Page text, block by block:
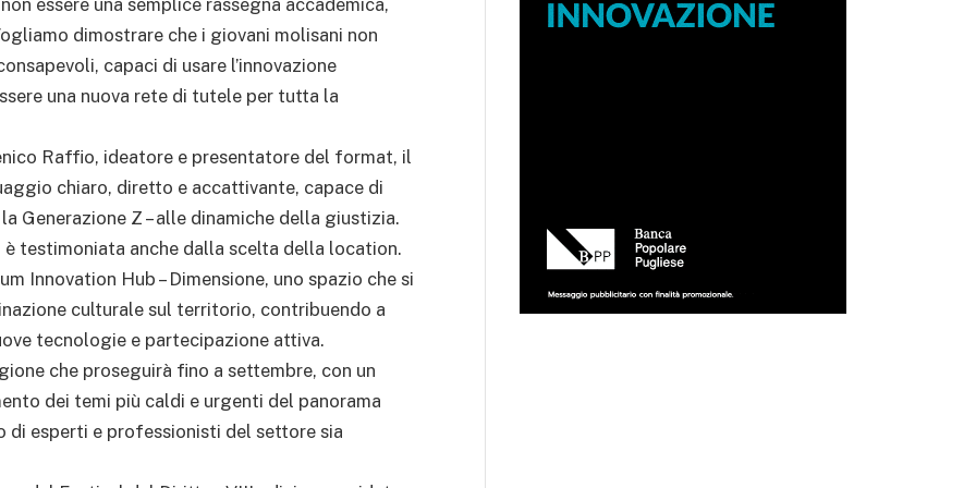
dimostrare che i giovani molisani non
capaci di usare l’innovazione
una nuova rete di tutele per tutta la
Raffio, ideatore e presentatore del format, il
chiaro, diretto e accattivante, capace di
Generazione Z – alle dinamiche della giustizia.
testimoniata anche dalla scelta della location.
Innovation Hub – Dimensione, uno spazio che si
culturale sul territorio, contribuendo a
tecnologie e partecipazione attiva.
che proseguirà fino a settembre, con un
dei temi più caldi e urgenti del panorama
esperti e professionisti del settore sia